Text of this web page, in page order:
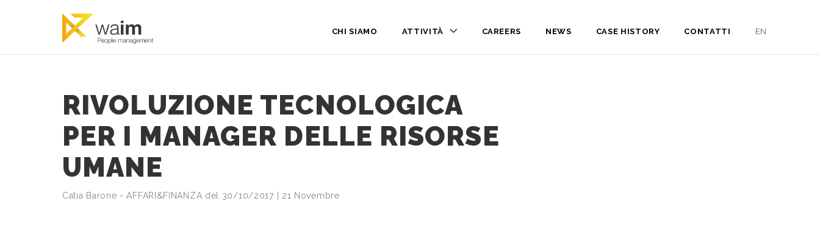
CHI SIAMO ATTIVITÀ CAREERS NEWS CASE HISTORY CONTATTI EN
RIVOLUZIONE TECNOLOGICA
PER I MANAGER DELLE RISORSE
UMANE
Catia Barone - AFFARI&FINANZA del 30/10/2017 | 21 Novembre